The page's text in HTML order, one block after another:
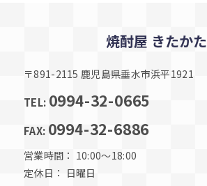
焼酎屋 きたかた
〒891-2115 鹿児島県垂水市浜平1921
TEL: 0994-32-0665
FAX: 0994-32-6886
営業時間： 10:00～18:00
定休日： 日曜日